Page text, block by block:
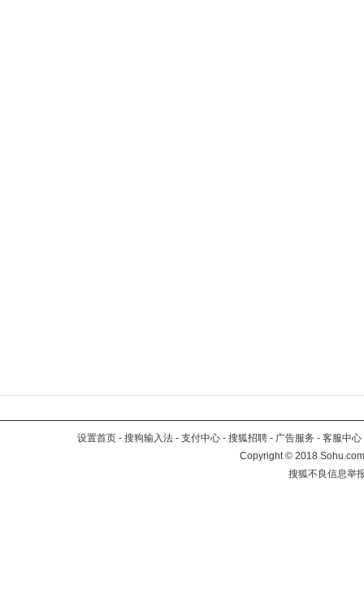
设置首页 - 搜狗输入法 - 支付中心 - 搜狐招聘 - 广告服务 - 客服中心
Copyright©2018
搜狐不良信息举